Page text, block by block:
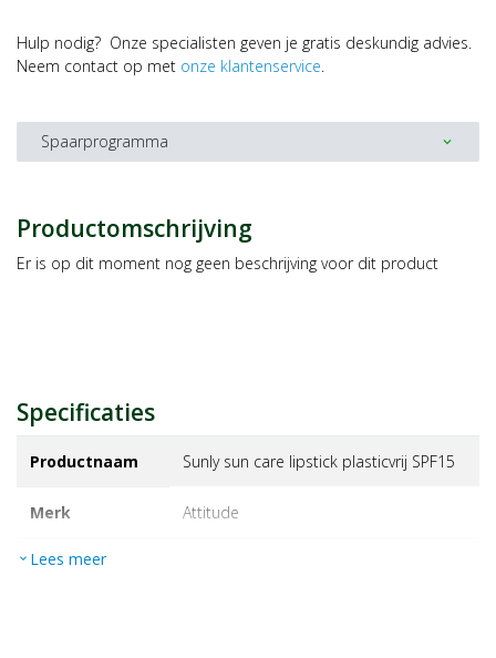
Hulp nodig? Onze specialisten geven je gratis deskundig advies.
Neem contact op met onze klantenservice.
Spaarprogramma expand_more
Productomschrijving
Er is op dit moment nog geen beschrijving voor dit product
Specificaties
Productnaam Sunly sun care lipstick plasticvrij SPF15
Merk attitude
EAN
expand_more Lees meer